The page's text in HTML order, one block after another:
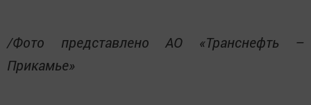
/Фото представлено АО «Транснефть –
Прикамье»